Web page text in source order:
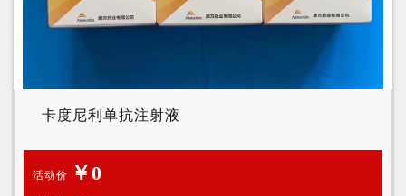
卡度尼利单抗注射液
活动价 ￥0